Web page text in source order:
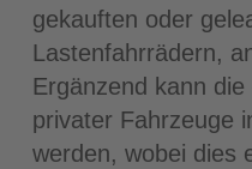
gekauften oder
Lastenfahrrädern,
Ergänzend kann
privater Fahrzeuge
werden, wobei dies